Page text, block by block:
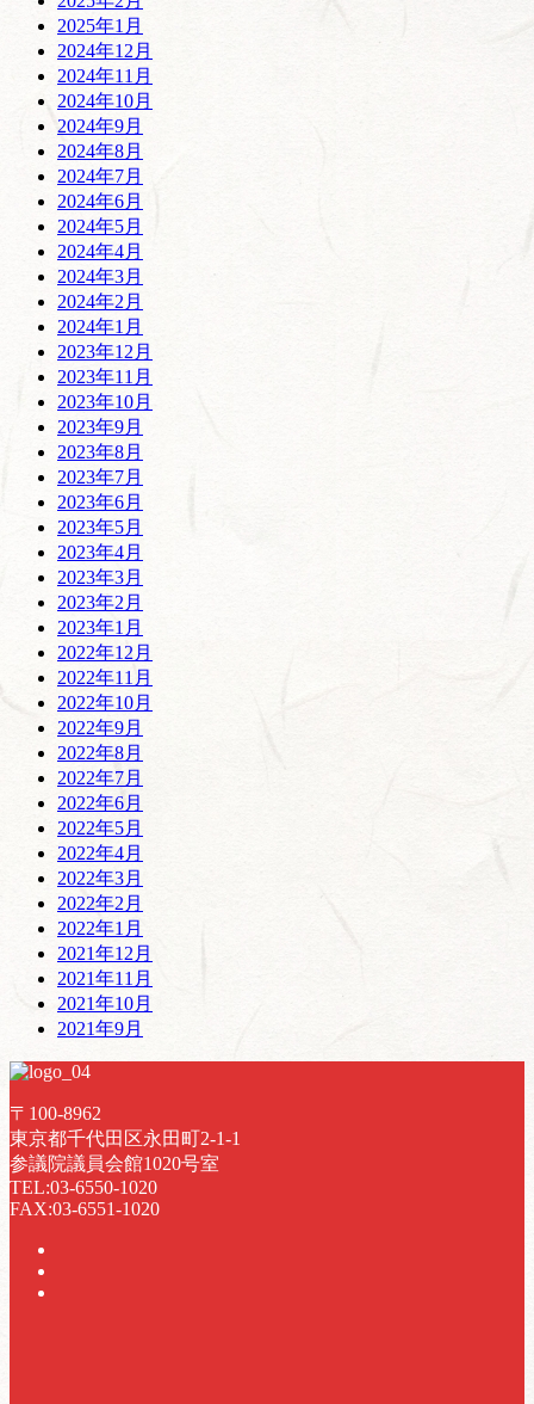
2025年1月
2024年12月
2024年11月
2024年10月
2024年9月
2024年8月
2024年7月
2024年6月
2024年5月
2024年4月
2024年3月
2024年2月
2024年1月
2023年12月
2023年11月
2023年10月
2023年9月
2023年8月
2023年7月
2023年6月
2023年5月
2023年4月
2023年3月
2023年2月
2023年1月
2022年12月
2022年11月
2022年10月
2022年9月
2022年8月
2022年7月
2022年6月
2022年5月
2022年4月
2022年3月
2022年2月
2022年1月
2021年12月
2021年11月
2021年10月
2021年9月
〒100-8962
東京都千代田区永田町2-1-1
参議院議員会館1020号室
TEL:03-6550-1020
FAX:03-6551-1020